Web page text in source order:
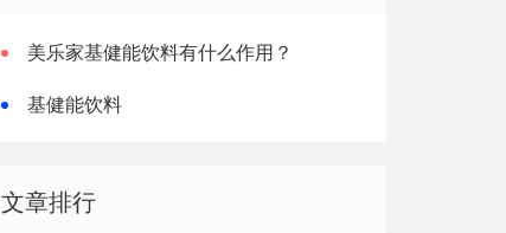
美乐家基健能饮料有什么作用？
基健能饮料
文章排行